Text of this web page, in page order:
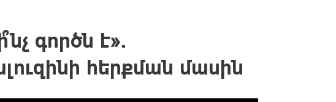
գործն է».
հերքման մասին